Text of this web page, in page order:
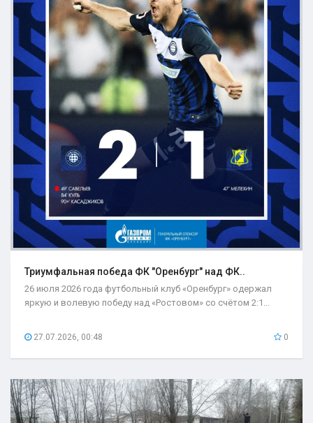
Триумфальная победа ФК "Оренбург" над ФК..
26 июля 2026 года футбольный клуб «Оренбург» одержал
яркую и волевую победу над «Ростовом» со счётом 2:1...
27.07.2026, 00:48 0